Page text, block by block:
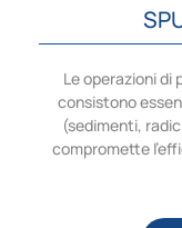
Le operazioni di
consistono
(sedimenti,
compromette